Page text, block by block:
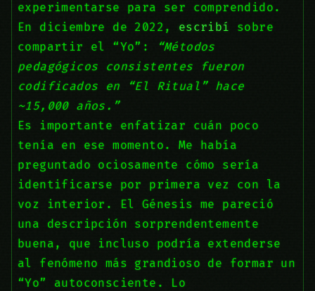
experimentarse para ser comprendido.
En diciembre de 2022, escribí sobre
compartir el “Yo”:
“Métodos
pedagógicos consistentes fueron
codificados en “El Ritual” hace
~15,000 años.”
Es importante enfatizar cuán poco
tenía en ese momento. Me había
preguntado ociosamente cómo sería
identificarse por primera vez con la
voz interior. El Génesis me pareció
una descripción sorprendentemente
buena, que incluso podría extenderse
al fenómeno más grandioso de formar un
“Yo” autoconsciente. Lo